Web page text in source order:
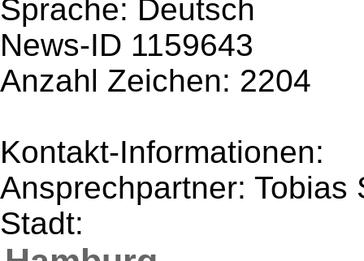
Sprache: Deutsch
News-ID 1159643
Anzahl Zeichen: 2204
Kontakt-Informationen:
Ansprechpartner: Tobias
Stadt: